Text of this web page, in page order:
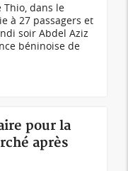
Thio, dans le
à 27 passagers et
soir Abdel Aziz
béninoise de
pour la
après